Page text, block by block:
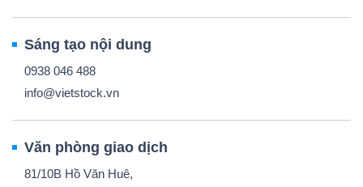
Sáng tạo nội dung
0938 046 488
info@vietstock.vn
Văn phòng giao dịch
81/10B Hồ Văn Huê,